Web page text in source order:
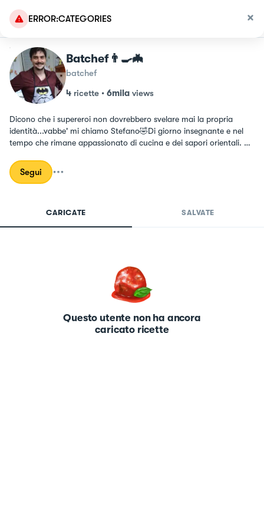
ERROR:CATEGORIES
Batchef👨‍🍳🦇
batchef
4 ricette • 6mila views
Dicono che i supereroi non dovrebbero svelare mai la propria
identità...vabbe' mi chiamo Stefano🤣Di giorno insegnante e nel
tempo che rimane appassionato di cucina e dei sapori orientali.
🦇Non sono lo chef che meritate ma quello di cui avete bisogno.🦇
Segui
CARICATE SALVATE
Questo utente non ha ancora
caricato ricette